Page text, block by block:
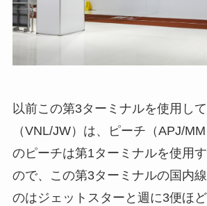
以前この第3ターミナルを使用し
（VNL/JW）は、ピーチ（APJ/
のピーチは第1ターミナルを使用
ので、この第3ターミナルの国内
のはジェットスターと週に3便ほ